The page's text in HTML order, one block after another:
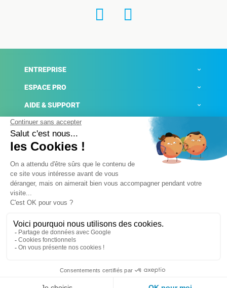
ENTREPRISE
ESPACE PRO
AIDE & SUPPORT
ACTUALITÉS
Mentions légales
Conditions générales de ventes
Plateforme de signalement